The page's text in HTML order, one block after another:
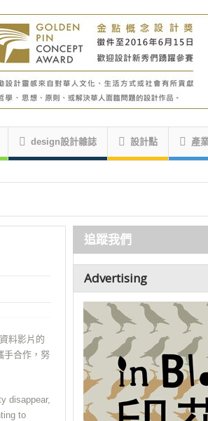
design設計雜誌 設計點 產
料影片的
手合作，努
disappear,
to
追蹤我們
Advertising